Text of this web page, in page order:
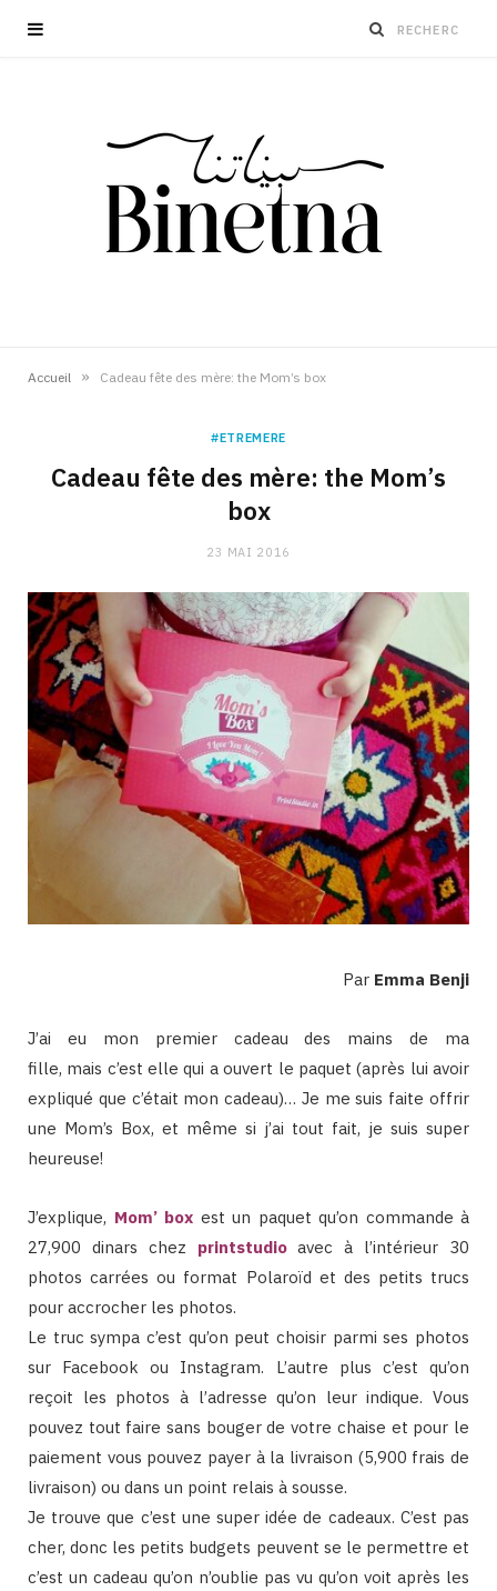
Accueil » Cadeau fête des mère: the Mom’s box
#ETREMERE
Cadeau fête des mère: the Mom’s
box
23 MAI 2016
Par Emma Benji
J’ai eu mon premier cadeau des mains de ma
fille, mais c’est elle qui a ouvert le paquet (après lui avoir
expliqué que c’était mon cadeau)… Je me suis faite offrir
une Mom’s Box, et même si j’ai tout fait, je suis super
heureuse!
J’explique, Mom’ box est un paquet qu’on commande à
27,900 dinars chez printstudioavec à l’intérieur 30
photos carrées ou format Polaroïd et des petits trucs
pour accrocher les photos.
Le truc sympa c’est qu’on peut choisir parmi ses photos
sur Facebook ou Instagram. L’autre plus c’est qu’on
reçoit les photos à l’adresse qu’on leur indique. Vous
pouvez tout faire sans bouger de votre chaise et pour le
paiement vous pouvez payer à la livraison (5,900 frais de
livraison) ou dans un point relais à sousse.
Je trouve que c’est une super idée de cadeaux. C’est pas
cher, donc les petits budgets peuvent se le permettre et
c’est un cadeau qu’on n’oublie pas vu qu’on voit après les